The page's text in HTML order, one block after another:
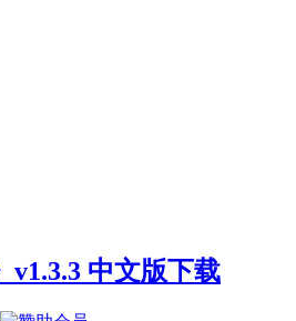
v1.3.3 中文版下载